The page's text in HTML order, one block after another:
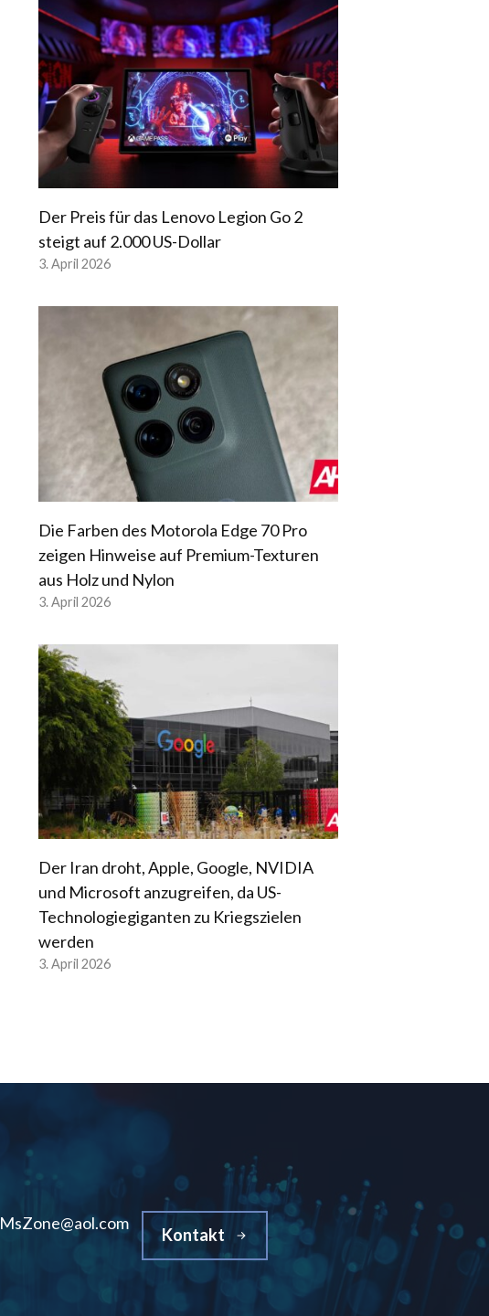
Der Preis für das Lenovo Legion Go 2
steigt auf 2.000 US-Dollar
3. April 2026
Die Farben des Motorola Edge 70 Pro
zeigen Hinweise auf Premium-Texturen
aus Holz und Nylon
3. April 2026
Der Iran droht, Apple, Google, NVIDIA
und Microsoft anzugreifen, da US-
Technologiegiganten zu Kriegszielen
werden
3. April 2026
MsZone@aol.com
Kontakt